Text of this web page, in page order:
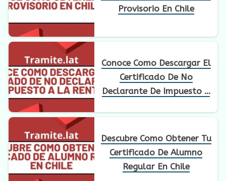
Provisorio En Chile
Conoce Como Descargar El
Certificado De No
Declarante De Impuesto A
Descubre Como Obtener Tu
Certificado De Alumno
Regular En Chile